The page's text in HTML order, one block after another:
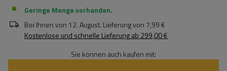
Geringe Menge vorhanden
Bei Ihnen von 12. August. Lieferung von 7,99 €
Kostenlose und schnelle Lieferungab 299,00 €
Sie können auch kaufen mit: